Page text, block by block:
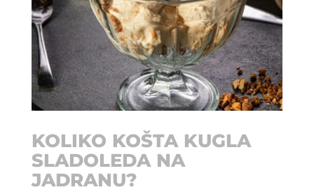
KOLIKO KOŠTA KUGLA
SLADOLEDA NA
JADRANU?